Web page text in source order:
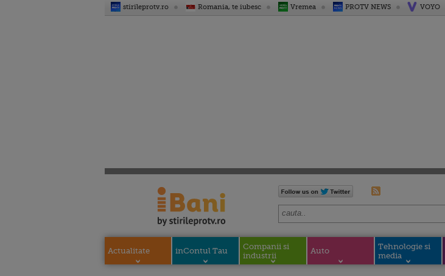
stirileprotv.ro Romania, te iubesc Vremea PROTV NEWS VOYO
Actualitate inContul Tau
Companii si
industrii
Auto
Tehnologie si
media